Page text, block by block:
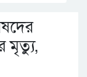
মৃত্যু,